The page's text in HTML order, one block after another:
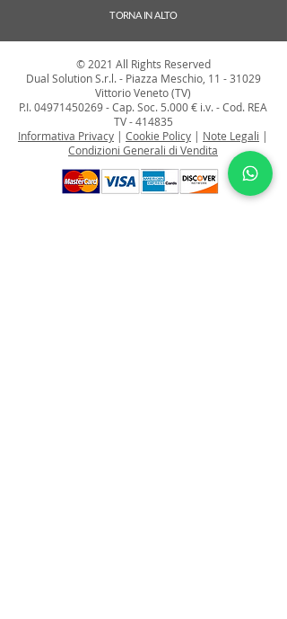
TORNA IN ALTO
© 2021 All Rights Reserved
Dual Solution S.r.l. - Piazza Meschio, 11 - 31029
Vittorio Veneto (TV)
P.I. 04971450269-Cap. Soc. 5.000 € i.v. - Cod. REA
TV - 414835
Informativa Privacy | Cookie Policy | Note Legali |
Condizioni Generali di Vendita